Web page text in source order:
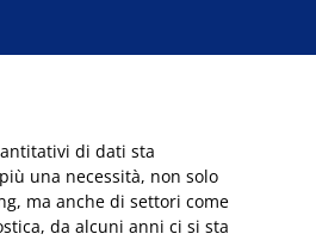
di dati sta
una necessità, non solo
ma anche di settori come
da alcuni anni ci si sta